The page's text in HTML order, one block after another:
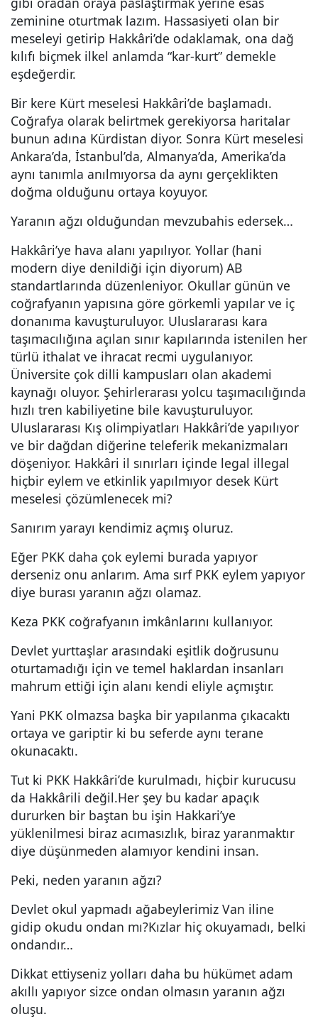
zeminine oturtmak lazım. Hassasiyeti olan bir
meseleyi getirip Hakkâri’de odaklamak, ona dağ
kılıfı biçmek ilkel anlamda “kar-kurt” demekle
eşdeğerdir.
Bir kere Kürt meselesi Hakkâri’de başlamadı.
Coğrafya olarak belirtmek gerekiyorsa haritalar
bunun adına Kürdistan diyor. Sonra Kürt meselesi
Ankara’da, İstanbul’da, Almanya’da, Amerika’da
aynı tanımla anılmıyorsa da aynı gerçeklikten
doğma olduğunu ortaya koyuyor.
Yaranın ağzı olduğundan mevzubahis edersek…
Hakkâri’ye hava alanı yapılıyor. Yollar (hani
modern diye denildiği için diyorum) AB
standartlarında düzenleniyor. Okullar günün ve
coğrafyanın yapısına göre görkemli yapılar ve iç
donanıma kavuşturuluyor. Uluslararası kara
taşımacılığına açılan sınır kapılarında istenilen her
türlü ithalat ve ihracat recmi uygulanıyor.
Üniversite çok dilli kampusları olan akademi
kaynağı oluyor. Şehirlerarası yolcu taşımacılığında
hızlı tren kabiliyetine bile kavuşturuluyor.
Uluslararası Kış olimpiyatları Hakkâri’de yapılıyor
ve bir dağdan diğerine teleferik mekanizmaları
döşeniyor. Hakkâri il sınırları içinde legal illegal
hiçbir eylem ve etkinlik yapılmıyor desek Kürt
meselesi çözümlenecek mi?
Sanırım yarayı kendimiz açmış oluruz.
Eğer PKK daha çok eylemi burada yapıyor
derseniz onu anlarım. Ama sırf PKK eylem yapıyor
diye burası yaranın ağzı olamaz.
Keza PKK coğrafyanın imkânlarını kullanıyor.
Devlet yurttaşlar arasındaki eşitlik doğrusunu
oturtamadığı için ve temel haklardan insanları
mahrum ettiği için alanı kendi eliyle açmıştır.
Yani PKK olmazsa başka bir yapılanma çıkacaktı
ortaya ve gariptir ki bu seferde aynı terane
okunacaktı.
Tut ki PKK Hakkâri’de kurulmadı, hiçbir kurucusu
da Hakkârili değil.Her şey bu kadar apaçık
dururken bir baştan bu işin Hakkari’ye
yüklenilmesi biraz acımasızlık, biraz yaranmaktır
diye düşünmeden alamıyor kendini insan.
Peki, neden yaranın ağzı?
Devlet okul yapmadı ağabeylerimiz Van iline
gidip okudu ondan mı?Kızlar hiç okuyamadı, belki
ondandır…
Dikkat ettiyseniz yolları daha bu hükümet adam
akıllı yapıyor sizce ondan olmasın yaranın ağzı
oluşu.